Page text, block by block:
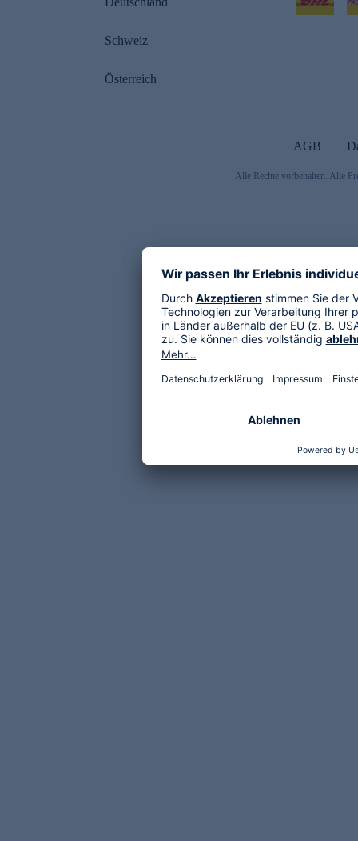
Schweiz
Österreich
AGB
Alle Rechte vorbehalten. Alle